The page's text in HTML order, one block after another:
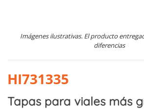
Imágenes ilustrativas. El producto
diferencias
HI731335
Tapas para viales más